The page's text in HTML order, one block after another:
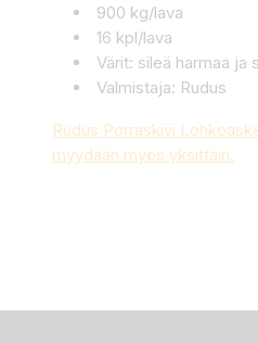
900 kg/lava
16 kpl/lava
Värit: sileä harmaa ja
Valmistaja: Rudus
Rudus Porraskivi
myydään myös yksittäin.